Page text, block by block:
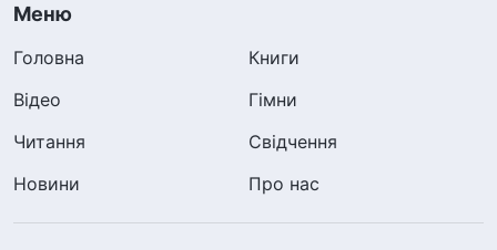
Меню
Головна
Книги
Відео
Гімни
Читання
Свідчення
Новини
Про нас